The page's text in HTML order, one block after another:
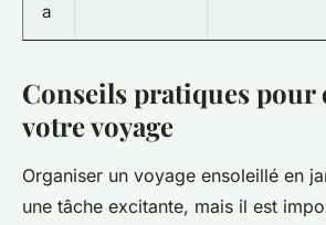
a
Conseils pratiques pour
votre voyage
Organiser un voyage ensoleillé en
une tâche excitante, mais il est